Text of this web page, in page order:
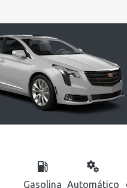
local_gas_station
Gasolina
miscellaneous_services
Automático